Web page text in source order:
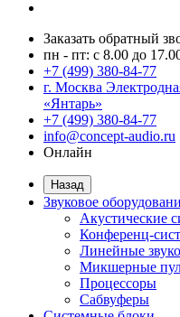
Заказать обратный
пн - пт: с 8.00 до
+7 (499) 380-84-77
г. Москва
«Янтарь»
+7 (499) 380-84-77
info@concept-audio.ru
Онлайн
Назад
Звуковое
Акустические
Конференц-
Линейные
Микшерные
Процессоры
Сабвуферы